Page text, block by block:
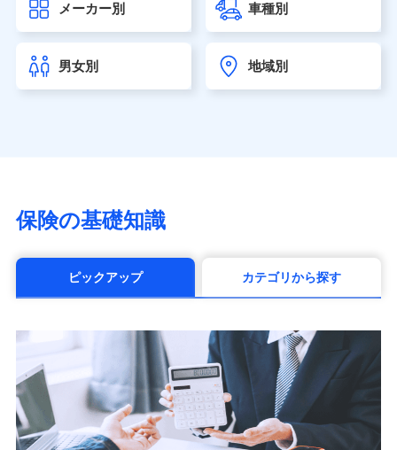
seimei.co.jp）
チューリッヒ生命保険株式会社
東京海上日動あんしん生命保険株式会社
（https://www.tmn-anshin.co.jp/）
マニュライフ生命保険株式会社
（https://www.manulife.co.jp/）
（https://www.msa-life.co.jp/）
メットライフ生命株式会社(https://www.metlife.co.jp/)
■少額短期保険
株式会社アシロ少額短期保険 (https://kailash.co.jp/)
SBIいきいき少額短期保険会社 (https://www.i-
sedai.com/)
SBIペット少額短期保険株式会社 (https://www.sbipet-
メーカー別 車種別
男女別 地域別
保険の基礎知識
ピックアップ カテゴリから探す